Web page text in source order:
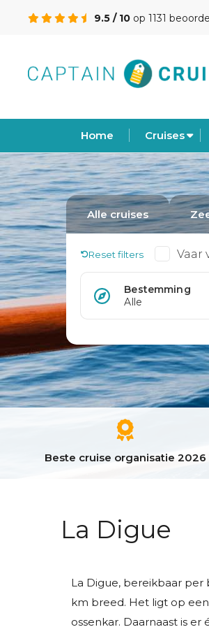
9.5 / 10 op 1131
Home Cruises
Beste cruise organisatie 2026
La Digue
La Digue, bereikbaar per
km breed. Het ligt op
ossenkar. Daarnaast is